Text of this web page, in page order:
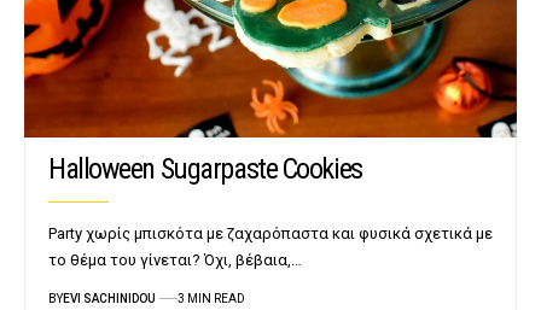
Halloween Sugarpaste Cookies
Party χωρίς μπισκότα με ζαχαρόπαστα και φυσικά σχετικά με
το θέμα του γίνεται? Όχι, βέβαια,…
BYEVI SACHINIDOU 3 MIN READ